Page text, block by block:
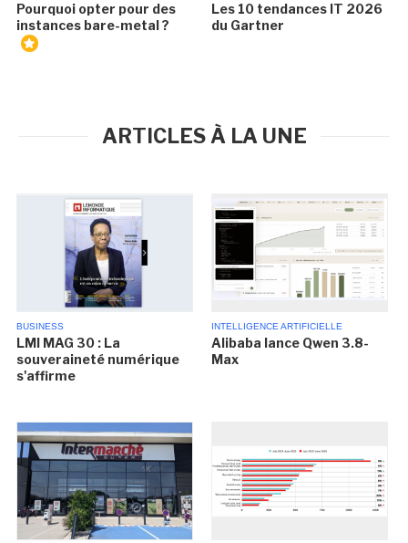
Pourquoi opter pour des
instances bare-metal ?
Les 10 tendances IT 2026
du Gartner
ARTICLES À LA UNE
BUSINESS
LMI MAG 30 : La
souveraineté numérique
s'affirme
INTELLIGENCE ARTIFICIELLE
Alibaba lance Qwen 3.8-
Max